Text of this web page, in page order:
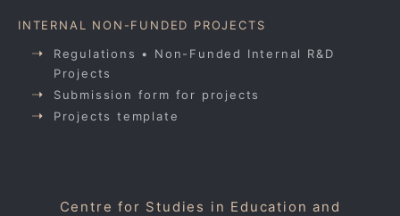
INTERNAL NON-FUNDED PROJECTS
Regulations • Non-Funded Internal R&D
Projects
Submission form for projects
Projects template
Centre for Studies in Education and